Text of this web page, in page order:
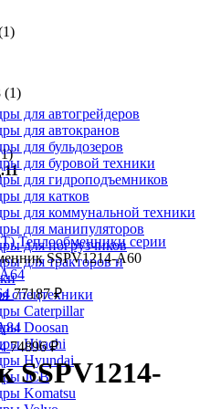
для автогрейдеров
для автокранов
для бульдозеров
для буровой техники
для гидроподъемников
для катков
для коммунальной техники
для манипуляторов
для погрузчиков
для тракторов и
спецтехники
Caterpillar
Doosan
Hitachi
Hyundai
JCB
Komatsu
Теплообменники серии
SSPV1214-A60
77187₽
74896₽
SSPV1214-